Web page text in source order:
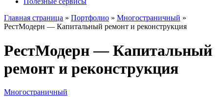
Главная страница » Портфолио » Многостраничный »
РестМодерн — Капитальный ремонт и реконструкция
РестМодерн — Капитальный
ремонт и реконструкция
Многостраничный